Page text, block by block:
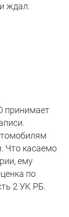
ждал.
принимает
Что касаемо
ему
по
2 УК РБ.